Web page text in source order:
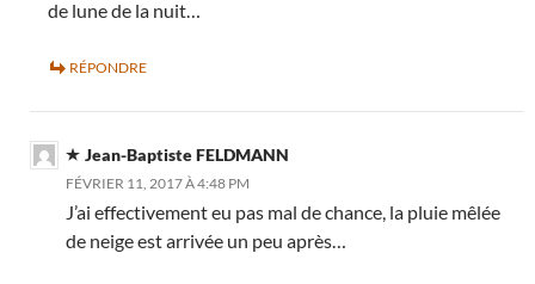
de lune de la nuit…
RÉPONDRE
Jean-Baptiste FELDMANN
FÉVRIER 11, 2017 À 4:48 PM
J’ai effectivement eu pas mal de chance, la pluie mêlée
de neige est arrivée un peu après…